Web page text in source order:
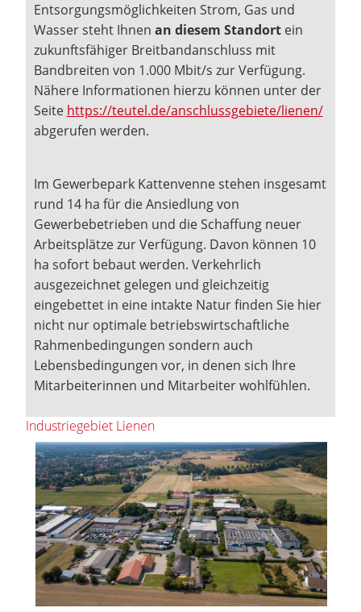
Entsorgungsmöglichkeiten Strom, Gas und
Wasser steht Ihnen an diesem Standortein
zukunftsfähiger Breitbandanschluss mit
Bandbreiten von 1.000 Mbit/s zur Verfügung.
Nähere Informationen hierzu können unter der
Seite https://teutel.de/anschlussgebiete/lienen/
abgerufen werden.
Im Gewerbepark Kattenvenne stehen insgesamt
rund 14 ha für die Ansiedlung von
Gewerbebetrieben und die Schaffung neuer
Arbeitsplätze zur Verfügung. Davon können 10
ha sofort bebaut werden. Verkehrlich
ausgezeichnet gelegen und gleichzeitig
eingebettet in eine intakte Natur finden Sie hier
nicht nur optimale betriebswirtschaftliche
Rahmenbedingungen sondern auch
Lebensbedingungen vor, in denen sich Ihre
Mitarbeiterinnen und Mitarbeiter wohlfühlen.
Industriegebiet Lienen